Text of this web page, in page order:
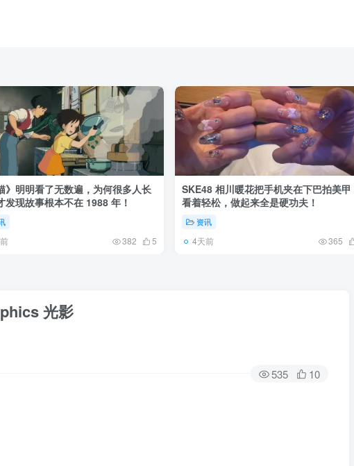
》明明看了无数遍，为何很多人长
发现故事根本不在 1988 年！
382 5
SKE48 相川暖花把手机夹在下巴拍美甲
看着轻松，做起来全是硬功夫！
资讯
4天前 365
光影
535 10